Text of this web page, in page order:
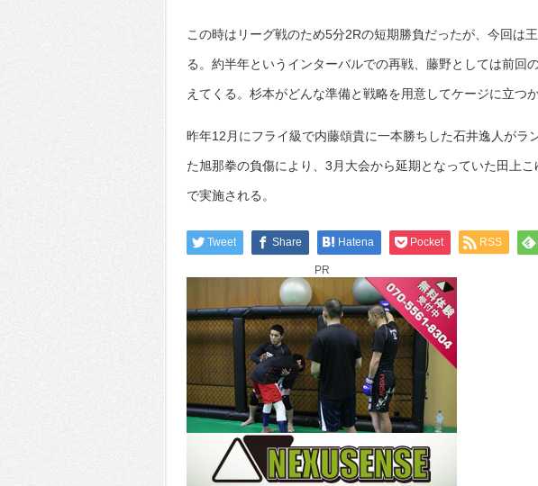
この時はリーグ戦のため5分2Rの短期勝負だったが、今回は
る。約半年というインターバルでの再戦、藤野としては前回
えてくる。杉本がどんな準備と戦略を用意してケージに立つ
昨年12月にフライ級で内藤頌貴に一本勝ちした石井逸人がラ
た旭那拳の負傷により、3月大会から延期となっていた田上
で実施される。
Tweet Share Hatena Pocket RSS
PR